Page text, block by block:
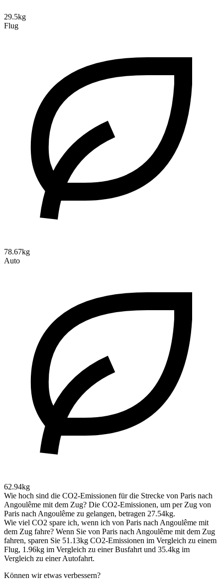
29.5kg
Flug
78.67kg
Auto
62.94kg
Wie hoch sind die CO2-Emissionen für die Strecke von Paris nach
Angoulême mit dem Zug? Die CO2-Emissionen, um per Zug von
Paris nach Angoulême zu gelangen, betragen 27.54kg.
Wie viel CO2 spare ich, wenn ich von Paris nach Angoulême mit
dem Zug fahre? Wenn Sie von Paris nach Angoulême mit dem Zug
fahren, sparen Sie 51.13kg CO2-Emissionen im Vergleich zu einem
Flug, 1.96kg im Vergleich zu einer Busfahrt und 35.4kg im
Vergleich zu einer Autofahrt.
Können wir etwas verbessern?